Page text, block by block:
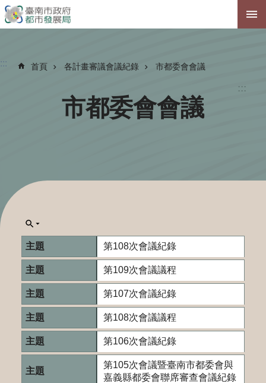
跳到主要內容區塊
:::
::: 首頁 各計畫審議會議紀錄 市都委會會議
市都委會會議
第108次會議紀錄
第109次會議議程
第107次會議紀錄
第108次會議議程
第106次會議紀錄
第105次會議暨臺南市都委會與
嘉義縣都委會聯席審查會議紀錄